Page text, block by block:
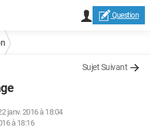
Question
Sujet Suivant
janv. 2016 à 18:04
à 18:16